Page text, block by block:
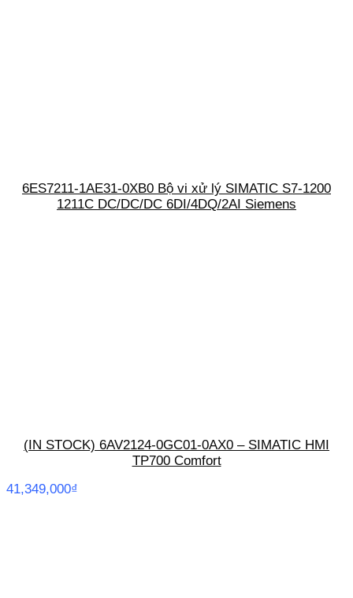
6ES7211-1AE31-0XB0 Bộ vi xử lý SIMATIC S7-1200
1211C DC/DC/DC 6DI/4DQ/2AI Siemens
(IN STOCK) 6AV2124-0GC01-0AX0 – SIMATIC HMI
TP700 Comfort
41,349,000₫